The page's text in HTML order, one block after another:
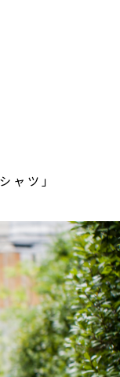
ャツ」